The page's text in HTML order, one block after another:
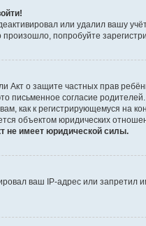
или удалил вашу
попробуйте
Акт о защите частных прав
письменное согласие
как к регистрирующемуся на
объектом юридических
не имеет юридической силы.
ваш IP-адрес или запретил